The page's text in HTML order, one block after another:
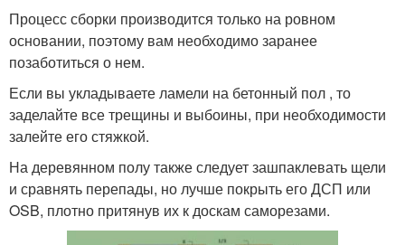
Процесс сборки производится только на ровном
основании, поэтому вам необходимо заранее
позаботиться о нем.
Если вы укладываете ламели на бетонный пол , то
заделайте все трещины и выбоины, при необходимости
залейте его стяжкой.
На деревянном полу также следует зашпаклевать щели
и сравнять перепады, но лучше покрыть его ДСП или
OSB, плотно притянув их к доскам саморезами.